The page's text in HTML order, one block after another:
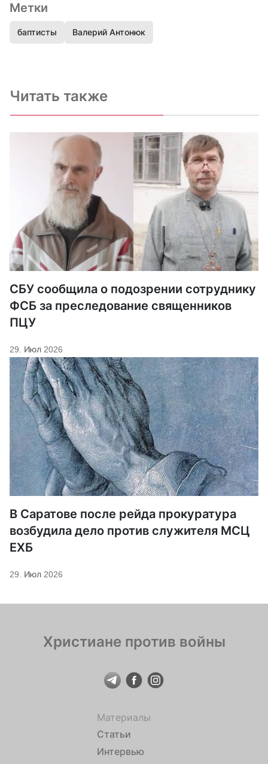
Метки
баптисты Валерий Антонюк
Читать также
СБУ сообщила о подозрении сотруднику
ФСБ за преследование священников
ПЦУ
29. Июл 2026
В Саратове после рейда прокуратура
возбудила дело против служителя МСЦ
ЕХБ
29. Июл 2026
Христиане против войны
Материалы
Статьи
Интервью